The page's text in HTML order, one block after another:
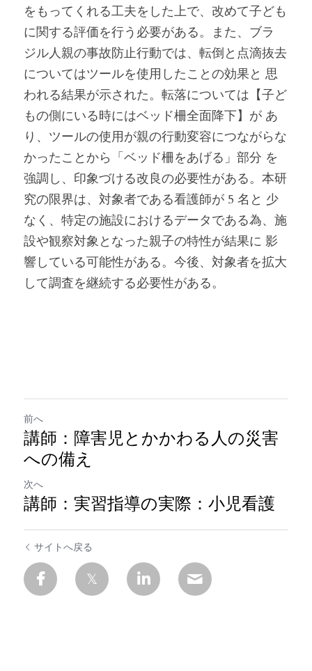
をもってくれる工夫をした上で、改めて子ども
に関する評価を行う必要がある。また、ブラ
ジル人親の事故防止行動では、転倒と点滴抜去
についてはツールを使用したことの効果と 思
われる結果が示された。転落については【子ど
もの側にいる時にはベッド柵全面降下】が あ
り、ツールの使用が親の行動変容につながらな
かったことから「ベッド柵をあげる」部分 を
強調し、印象づける改良の必要性がある。本研
究の限界は、対象者である看護師が 5 名と 少
なく、特定の施設におけるデータである為、施
設や観察対象となった親子の特性が結果に 影
響している可能性がある。今後、対象者を拡大
して調査を継続する必要性がある。
前へ
講師：障害児とかかわる人の災害
への備え
次へ
講師：実習指導の実際：小児看護
サイトへ戻る